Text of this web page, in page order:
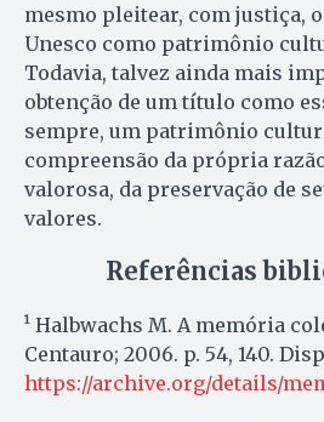
mesmo pleitear, com justiça,
Unesco como patrimônio
Todavia, talvez ainda mais
obtenção de um título como
sempre, um patrimônio
compreensão da própria
valorosa, da preservação de
valores.
Referências
¹ Halbwachs M. A memória
Centauro; 2006. p. 54, 140.
https://archive.org/details/